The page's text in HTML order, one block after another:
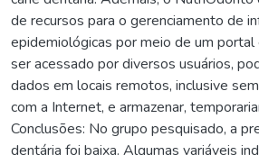
de recursos para o gerenciamento de
epidemiológicas por meio de um
ser acessado por diversos usuários,
dados em locais remotos, inclusive
com a Internet, e armazenar,
Conclusões: No grupo pesquisado, a
dentária foi baixa. Algumas variáveis